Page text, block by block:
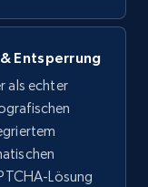
Followers,
and
Entsperrung
als echter
Lösung